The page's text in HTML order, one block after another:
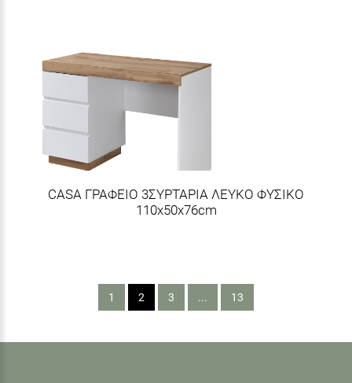
CASA ΓΡΑΦΕΙΟ 3ΣΥΡΤΑΡΙΑ ΛΕΥΚΟ ΦΥΣΙΚΟ
110x50x76cm
1 2 3 ... 13